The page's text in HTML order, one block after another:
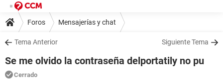
Foros Mensajerías y chat
Tema Anterior Siguiente Tema
Se me olvido la contraseña delportatily no pu
Cerrado